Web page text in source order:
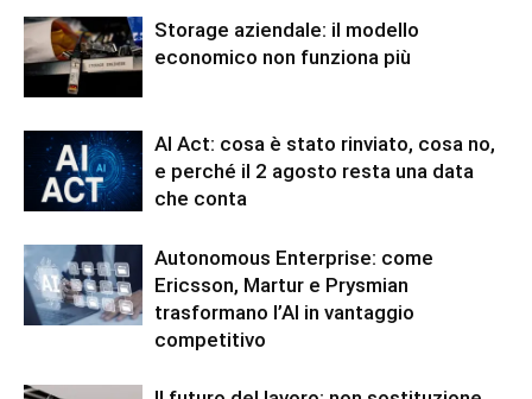
Storage aziendale: il modello
economico non funziona più
AI Act: cosa è stato rinviato, cosa no,
e perché il 2 agosto resta una data
che conta
Autonomous Enterprise: come
Ericsson, Martur e Prysmian
trasformano l’AI in vantaggio
competitivo